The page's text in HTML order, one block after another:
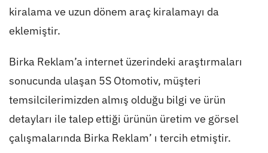
kiralama ve uzun dönem araç kiralamayı da
eklemiştir.
Birka Reklam’a internet üzerindeki araştırmaları
sonucunda ulaşan 5S Otomotiv, müşteri
temsilcilerimizden almış olduğu bilgi ve ürün
detayları ile talep ettiği ürünün üretim ve görsel
çalışmalarında Birka Reklam’ ı tercih etmiştir.